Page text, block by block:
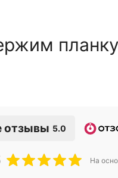
отзывы 5.0
На